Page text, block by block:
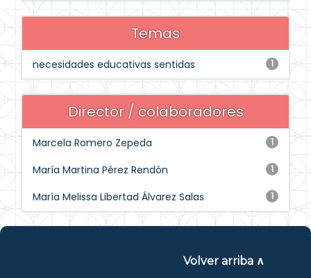
Temas
1
necesidades educativas sentidas
Director / colaboradores
1
Marcela Romero Zepeda
1
María Martina Pérez Rendón
1
María Melissa Libertad Álvarez Salas
Volver arriba ∧